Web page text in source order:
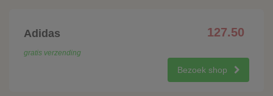
Adidas 127.50
gratis verzending
Bezoek shop